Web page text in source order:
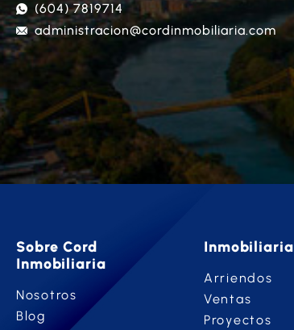
(604) 7819714
administracion@cordinmobiliaria.com
Sobre Cord
Inmobiliaria
Nosotros
Blog
Inmobiliaria
Arriendos
Ventas
Proyectos